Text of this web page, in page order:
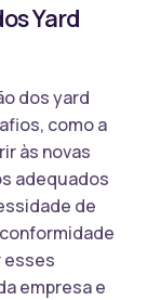
Yard
dos yard
como a
às novas
adequados
de
esses
empresa e